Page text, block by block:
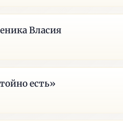
Власия
есть»